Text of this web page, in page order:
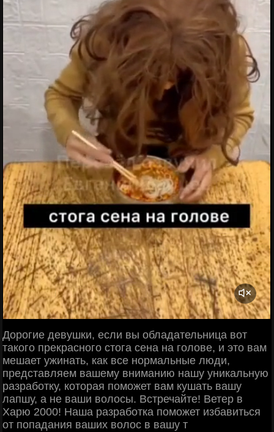
Дорогие девушки, если вы обладательница вот
такого прекрасного стога сена на голове, и это вам
мешает ужинать, как все нормальные люди,
представляем вашему вниманию нашу уникальную
разработку, которая поможет вам кушать вашу
лапшу, а не ваши волосы. Встречайте! Ветер в
Харю 2000! Наша разработка поможет избавиться
от попадания ваших волос в вашу т